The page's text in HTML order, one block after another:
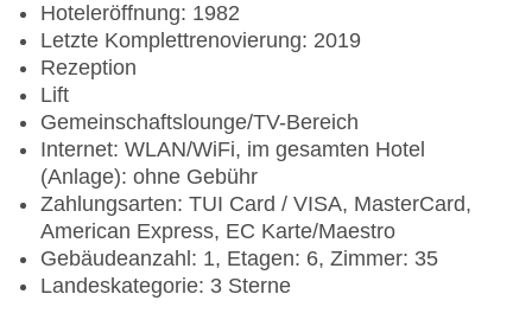
Hoteleröffnung: 1982
Letzte Komplettrenovierung: 2019
Rezeption
Lift
Gemeinschaftslounge/TV-Bereich
Internet: WLAN/WiFi, im gesamten Hotel
(Anlage): ohne Gebühr
Zahlungsarten: TUI Card / VISA, MasterCard,
American Express, EC Karte/Maestro
Gebäudeanzahl: 1, Etagen: 6, Zimmer: 35
Landeskategorie: 3 Sterne